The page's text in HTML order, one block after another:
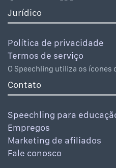
Jurídico
Política de privacidade
Termos de serviço
O Speechling utiliza os ícones
Contato
Speechling para
Empregos
Marketing de afiliados
Fale conosco